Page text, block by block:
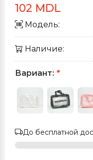
102 MDL
Модель:
Наличие:
Вариант: *
До бесплатной